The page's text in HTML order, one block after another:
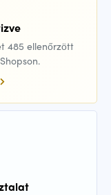
485 ellenőrzött